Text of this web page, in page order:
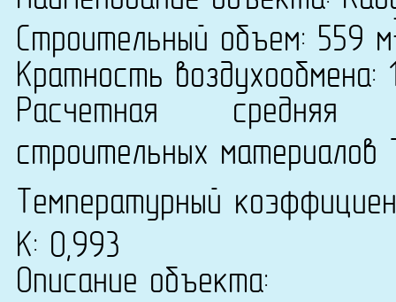
Строительный объем: 559 м
Кратность воздухообмена:
Расчетная средняя
строительных материалов
Температурный
К: 0,993
Описание объекта: